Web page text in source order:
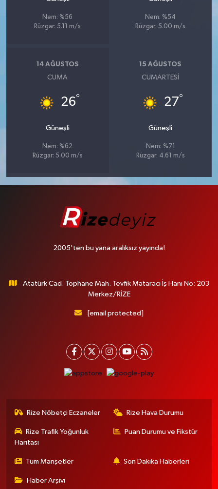
Nem: %56
Rüzgar: 5.11 m/s
Nem: %54
Rüzgar: 5.00 m/s
14 AĞUSTOS
CUMA
26°
Güneşli
Nem: %62
Rüzgar: 5.00 m/s
15 AĞUSTOS
CUMARTESI
27°
Güneşli
Nem: %71
Rüzgar: 4.61 m/s
2005'ten bu yana aralıksız yayında!
Atatürk Cad. Tophane Mah. Tevfik Mataracı İş Hanı No: 203
Merkez/RİZE
[email protected]
Rize Nöbetçi Eczaneler Rize Hava Durumu
Rize Trafik Yoğunluk
Haritası
Puan Durumu ve Fikstür
Tüm Manşetler Son Dakika Haberleri
Haber Arşivi